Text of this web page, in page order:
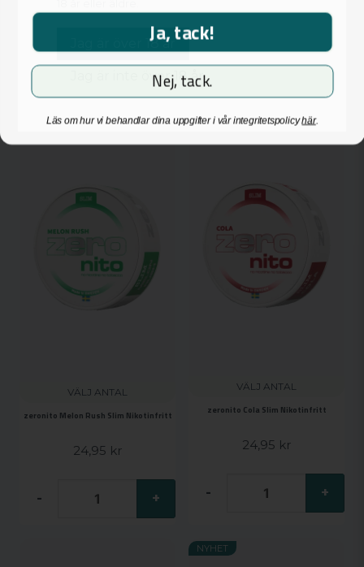
- + - +
VÄLJ ANTAL
zeronito Melon Rush Slim Nikotinfritt
24,95 kr
- +
VÄLJ ANTAL
zeronito Cola Slim Nikotinfritt
24,95 kr
- +
NYHET
Jag är över 18 år
Jag är inte över 18 år
Ja, tack!
Nej, tack.
Läs om hur vi behandlar dina uppgifter i vår integritetspolicyhär.